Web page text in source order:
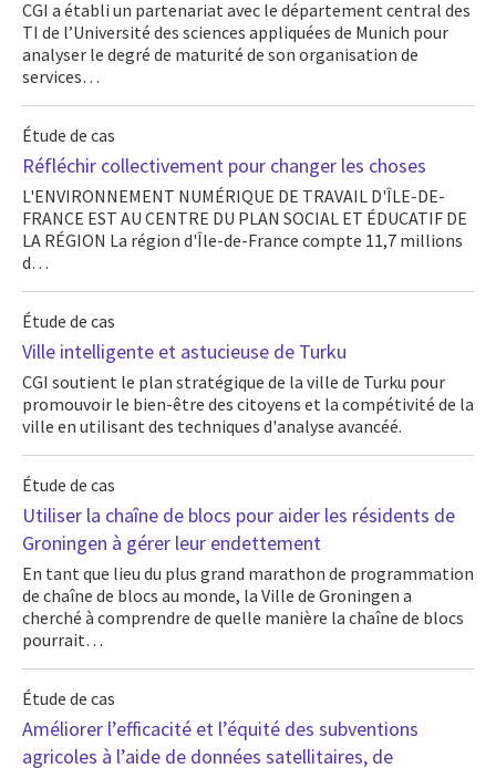
CGI a établi un partenariat avec le département central des
TI de l’Université des sciences appliquées de Munich pour
analyser le degré de maturité de son organisation de
services…
Étude de cas
Réfléchir collectivement pour changer les choses
L'ENVIRONNEMENT NUMÉRIQUE DE TRAVAIL D'ÎLE-DE-
FRANCE EST AU CENTRE DU PLAN SOCIAL ET ÉDUCATIF DE
LA RÉGION La région d'Île-de-France compte 11,7 millions
d…
Étude de cas
Ville intelligente et astucieuse de Turku
CGI soutient le plan stratégique de la ville de Turku pour
promouvoir le bien-être des citoyens et la compétivité de la
ville en utilisant des techniques d'analyse avancéé.
Étude de cas
Utiliser la chaîne de blocs pour aider les résidents de
Groningen à gérer leur endettement
En tant que lieu du plus grand marathon de programmation
de chaîne de blocs au monde, la Ville de Groningen a
cherché à comprendre de quelle manière la chaîne de blocs
pourrait…
Étude de cas
Améliorer l’efficacité et l’équité des subventions
agricoles à l’aide de données satellitaires, de